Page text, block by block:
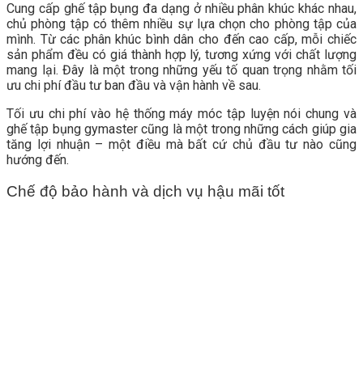
Cung cấp ghế tập bụng đa dạng ở nhiều phân khúc khác nhau,
chủ phòng tập có thêm nhiều sự lựa chọn cho phòng tập của
mình. Từ các phân khúc bình dân cho đến cao cấp, mỗi chiếc
sản phẩm đều có giá thành hợp lý, tương xứng với chất lượng
mang lại. Đây là một trong những yếu tố quan trọng nhằm tối
ưu chi phí đầu tư ban đầu và vận hành về sau.
Tối ưu chi phí vào hệ thống máy móc tập luyện nói chung và
ghế tập bụng gymaster cũng là một trong những cách giúp gia
tăng lợi nhuận – một điều mà bất cứ chủ đầu tư nào cũng
hướng đến.
Chế độ bảo hành và dịch vụ hậu mãi tốt